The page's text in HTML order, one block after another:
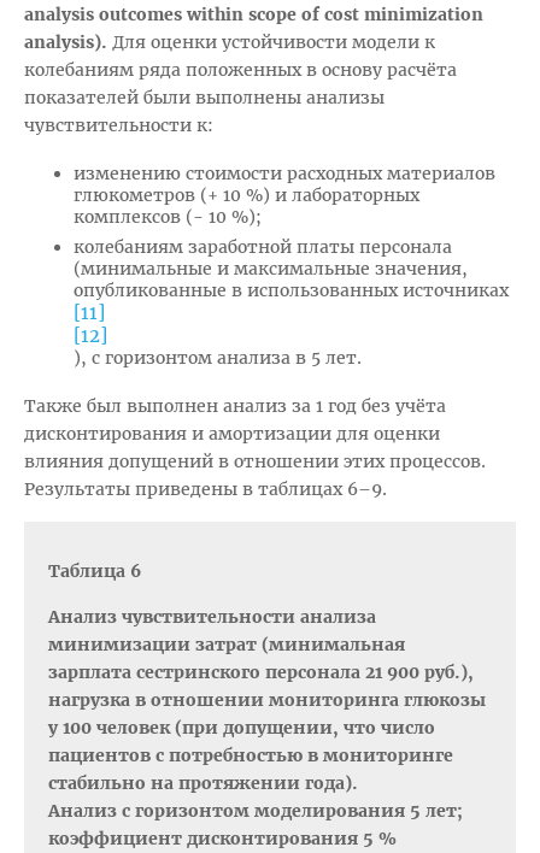
analysis outcomes within scope of cost minimization
analysis). Для оценки устойчивости модели к
колебаниям ряда положенных в основу расчёта
показателей были выполнены анализы
чувствительности к:
изменению стоимости расходных материалов
глюкометров (+ 10 %) и лабораторных
комплексов (- 10 %);
колебаниям заработной платы персонала
(минимальные и максимальные значения,
опубликованные в использованных источниках
[11]
[12]
), с горизонтом анализа в 5 лет.
Также был выполнен анализ за 1 год без учёта
дисконтирования и амортизации для оценки
влияния допущений в отношении этих процессов.
Результаты приведены в таблицах 6–9.
Таблица 6
Анализ чувствительности анализа
минимизации затрат (минимальная
зарплата сестринского персонала 21 900 руб.),
нагрузка в отношении мониторинга глюкозы
у 100 человек (при допущении, что число
пациентов с потребностью в мониторинге
стабильно на протяжении года).
Анализ с горизонтом моделирования 5 лет;
коэффициент дисконтирования 5 %